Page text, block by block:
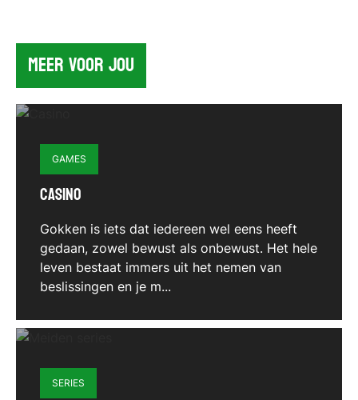
MEER VOOR JOU
GAMES
Casino
Gokken is iets dat iedereen wel eens heeft
gedaan, zowel bewust als onbewust. Het hele
leven bestaat immers uit het nemen van
beslissingen en je m...
SERIES